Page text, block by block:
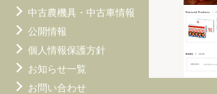
中古農機具・中古車情報
公開情報
個人情報保護方針
お知らせ一覧
お問い合わせ